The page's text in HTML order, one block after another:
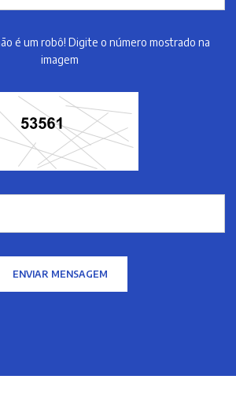
é um robô! Digite o número mostrado na
imagem
ENVIAR MENSAGEM